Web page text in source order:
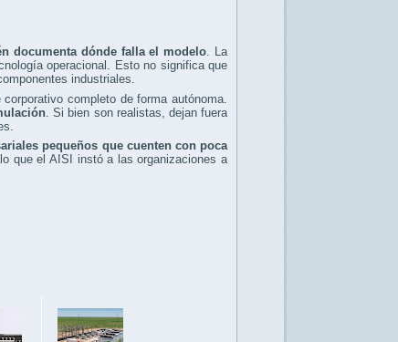
documenta dónde falla el modelo. La
operacional. Esto no significa que
industriales.
completo de forma autónoma.
. Si bien son realistas, dejan fuera
pequeños que cuenten con poca
que el AISI instó a las organizaciones a